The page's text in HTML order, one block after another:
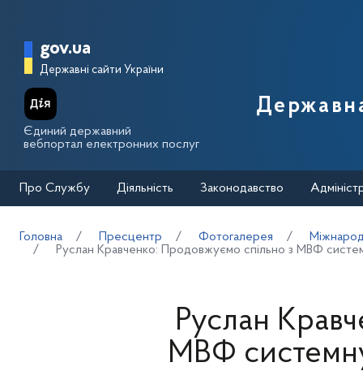
Головна сторінка Державної
gov.ua
Державні сайти України
Єдиний державний
вебпортал електронних послуг
Про Службу Діяльність Законодавство
Головна Пресцентр Фотогалерея
Руслан Кравченко: Продовжуємо спільно з МВФ
Руслан
МВФ